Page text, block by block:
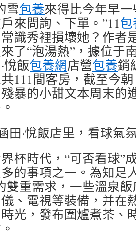
雪包養來得比今年早
來問詢、下單。”11
識秀裡損壞她？作者
了“泡湯熱”，據位于
悅飯包養網店營包養銷
111間客房，截至今
暴的小甜文本周末的
田·悅飯店里，看球氣
杯時代，“可否看球”
的事項之一。為知足
雙重需求，一些溫泉
、電視等裝備，并在
光，發布圍爐煮茶、